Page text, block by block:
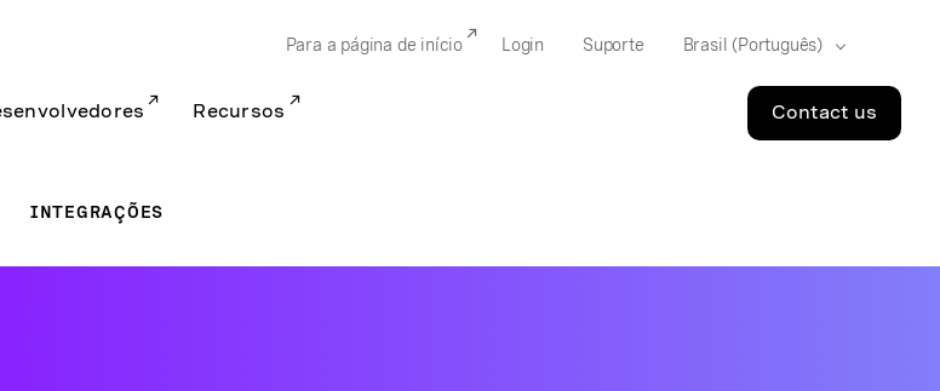
Recursos Contact us
Para a página de início Login Suporte
INTEGRAÇÕES